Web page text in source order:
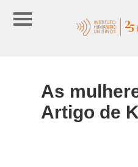
As
Artigo de